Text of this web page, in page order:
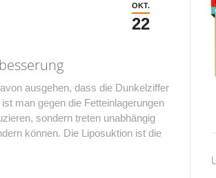
OKT.
22
ausgehen, dass die Dunkelziffer
man gegen die Fetteinlagerungen
sondern treten unabhängig
können. Die Liposuktion ist die